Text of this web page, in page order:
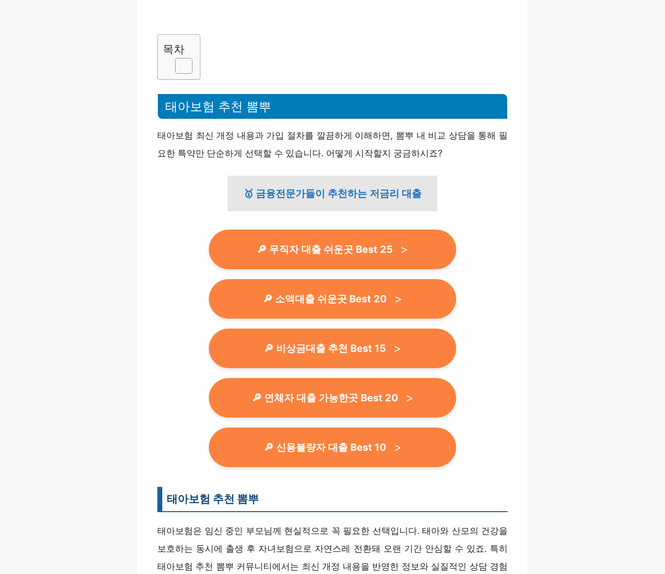
목차
태아보험 추천 뽐뿌
태아보험 최신 개정 내용과 가입 절차를 깔끔하게 이해하면, 뽐뿌 내 비교 상담을 통해 필
요한 특약만 단순하게 선택할 수 있습니다. 어떻게 시작할지 궁금하시죠?
🥇 금융전문가들이 추천하는 저금리 대출
🔎 무직자 대출 쉬운곳 Best 25
🔎 소액대출 쉬운곳 Best 20
🔎 비상금대출 추천 Best 15
🔎 연체자 대출 가능한곳 Best 20
🔎 신용불량자 대출 Best 10
태아보험 추천 뽐뿌
태아보험은 임신 중인 부모님께 현실적으로 꼭 필요한 선택입니다. 태아와 산모의 건강을
보호하는 동시에 출생 후 자녀보험으로 자연스레 전환돼 오랜 기간 안심할 수 있죠. 특히
태아보험 추천 뽐뿌 커뮤니티에서는 최신 개정 내용을 반영한 정보와 실질적인 상담 경험